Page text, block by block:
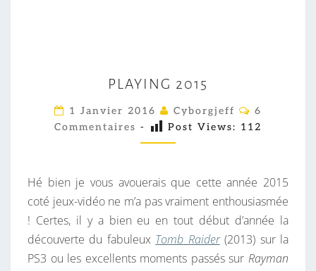
L
A
I
G
2
0
1
5
PLAYING 2015
1 Janvier 2016 Cyborgjeff
C
M
A
I
R
E
6
Commentaires - Post Views: 112
Hé bien je vous avouerais que cette année 2015
coté jeux-vidéo ne m’a pas vraiment enthousiasmée
! Certes, il y a bien eu en tout début d’année la
découverte du fabuleux Tomb Raider(2013) sur la
PS3 ou les excellents moments passés sur Rayman